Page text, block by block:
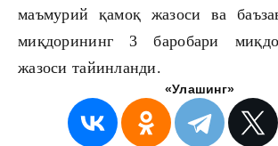
маъмурий қамоқ жазоси ва
миқдорининг 3 баробари
жазоси тайинланди.
«Улашинг»